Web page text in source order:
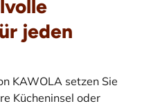
jeden
KAWOLA setzen Sie
Kücheninsel oder